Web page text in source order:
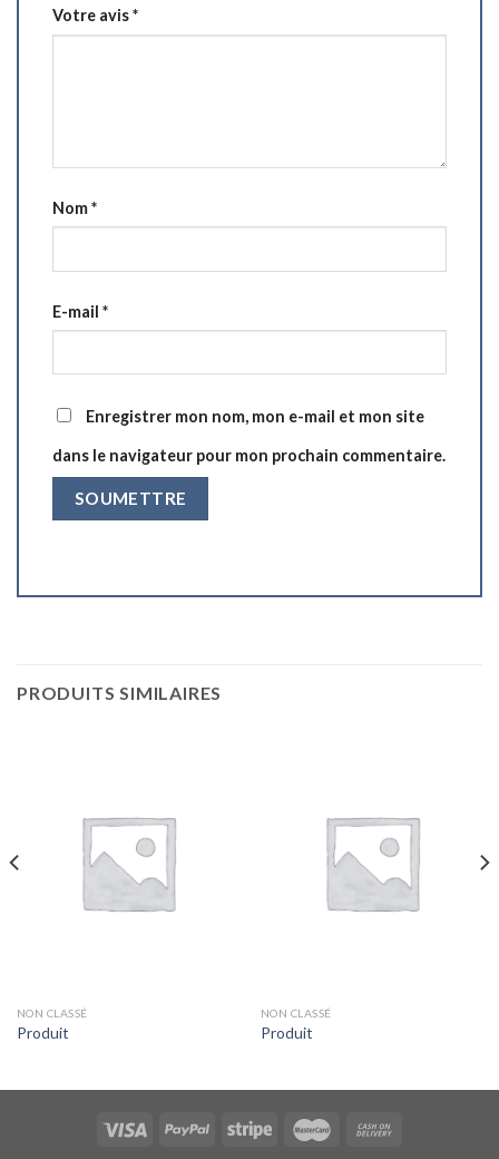
Votre avis*
Nom*
E-mail *
Enregistrer mon nom, mon e-mail et mon site
dans le navigateur pour mon prochain commentaire.
PRODUITS SIMILAIRES
NON CLASSÉ
Produit
NON CLASSÉ
Produit